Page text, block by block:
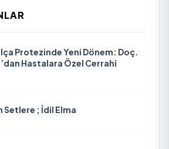
Protezinde Yeni Dönem: Doç.
Hastalara Özel Cerrahi
Setlere ; İdil Elma